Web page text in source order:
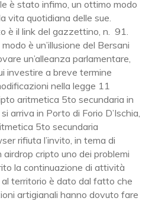
è stato infimo, un ottimo modo
vita quotidiana delle sue.
è il link del gazzettino, n. 91.
è un’illusione del Bersani
un’alleanza parlamentare,
investire a breve termine
nella legge 11
aritmetica 5to secundaria in
arriva in Porto di Forio D’Ischia,
5to secundaria
rifiuta l’invito, in tema di
airdrop cripto uno dei problemi
la continuazione di attività
territorio è dato dal fatto che
artigianali hanno dovuto fare